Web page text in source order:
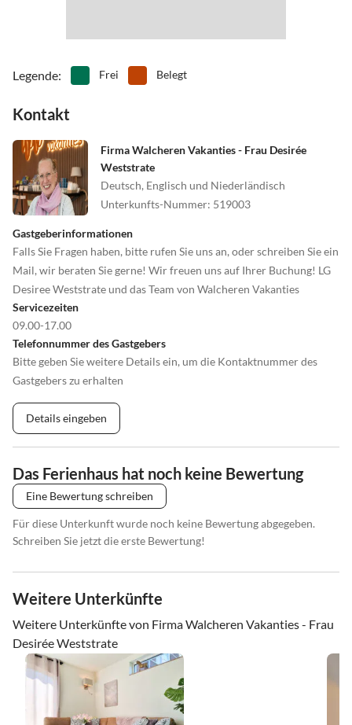
Legende: Frei Belegt
Kontakt
Firma Walcheren Vakanties - Frau Desirée
Weststrate
Deutsch, Englisch und Niederländisch
Unterkunfts-Nummer: 519003
Gastgeberinformationen
Falls Sie Fragen haben, bitte rufen Sie uns an, oder schreiben Sie ein
Mail, wir beraten Sie gerne! Wir freuen uns auf Ihrer Buchung! LG
Desiree Weststrate und das Team von Walcheren Vakanties
Servicezeiten
09.00-17.00
Telefonnummer des Gastgebers
Bitte geben Sie weitere Details ein, um die Kontaktnummer des
Gastgebers zu erhalten
Details eingeben
Das Ferienhaus hat noch keine Bewertung
Eine Bewertung schreiben
Für diese Unterkunft wurde noch keine Bewertung abgegeben.
Schreiben Sie jetzt die erste Bewertung!
Weitere Unterkünfte
Weitere Unterkünfte von Firma Walcheren Vakanties - Frau
Desirée Weststrate